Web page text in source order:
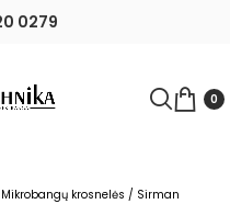
0279
0
Mikrobangų krosnelės / Sirman